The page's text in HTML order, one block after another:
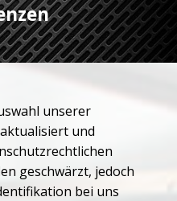
unserer
und
geschwärzt, jedoch
bei uns